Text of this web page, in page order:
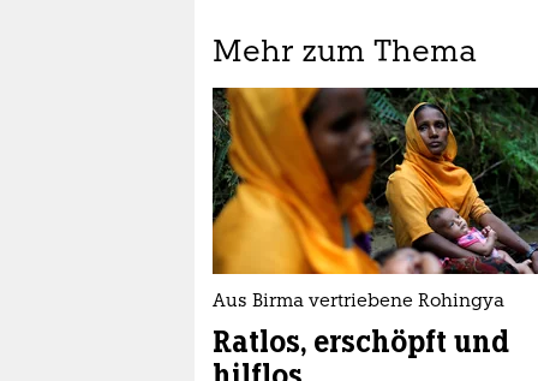
Mehr zum Thema
Aus Birma vertriebene Rohingya
Ratlos, erschöpft und